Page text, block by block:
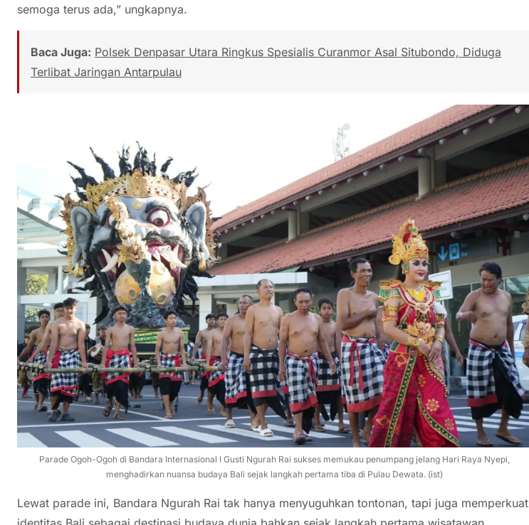
semoga terus ada,” ungkapnya.
Baca Juga: Polsek Denpasar Utara Ringkus Spesialis Curanmor Asal Situbondo, Diduga
Terlibat Jaringan Antarpulau
Parade Ogoh-Ogoh di Bandara Internasional I Gusti Ngurah Rai sukses memukau penumpang jelang Hari Raya Nyepi,
menghadirkan nuansa budaya Bali sejak langkah pertama tiba di Pulau Dewata. (ist)
Lewat parade ini, Bandara Ngurah Rai tak hanya menyuguhkan tontonan, tapi juga memperkuat